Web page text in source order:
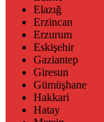
Elazığ
Erzincan
Erzurum
Eskişehir
Gaziantep
Giresun
Gümüşhane
Hakkari
Hatay